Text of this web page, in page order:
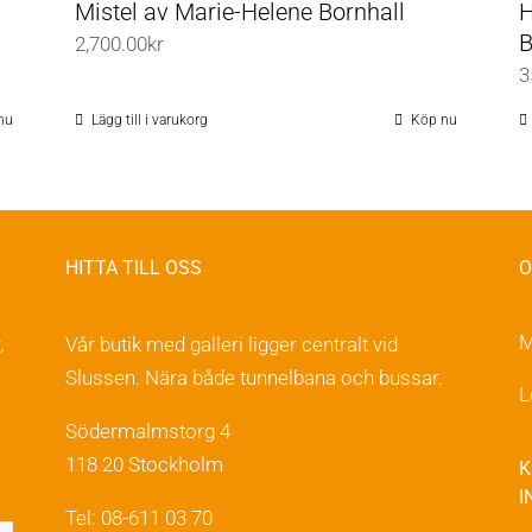
Mistel av Marie-Helene Bornhall
2,700.00kr
Lägg till i varukorg Köp nu
HITTA TILL OSS
Vår butik med galleri ligger centralt vid
Slussen. Nära både tunnelbana och bussar.
Södermalmstorg 4
118 20 Stockholm
Tel: 08-611 03 70